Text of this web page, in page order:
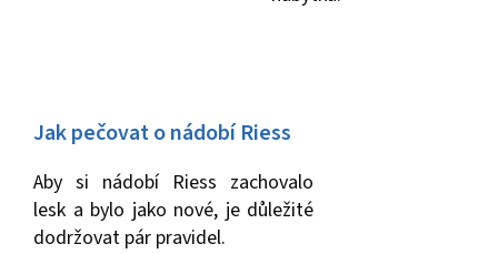
Jak pečovat o nádobí Riess
Aby si nádobí Riess zachovalo
lesk a bylo jako nové, je důležité
dodržovat pár pravidel.